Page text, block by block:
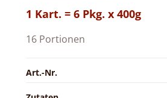
1 Kart. = 6 Pkg. x 400g
16 Portionen
Art.-Nr.